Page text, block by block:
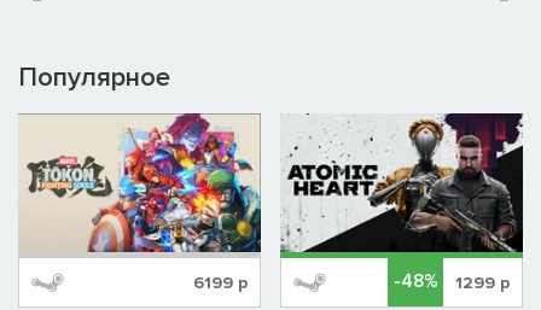
Популярное
6199 р -48% 1299 р